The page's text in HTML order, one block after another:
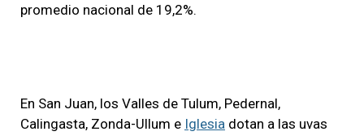
promedio nacional de 19,2%.
En San Juan, los Valles de Tulum, Pedernal,
Calingasta, Zonda-Ullum e Iglesia dotan a las uvas